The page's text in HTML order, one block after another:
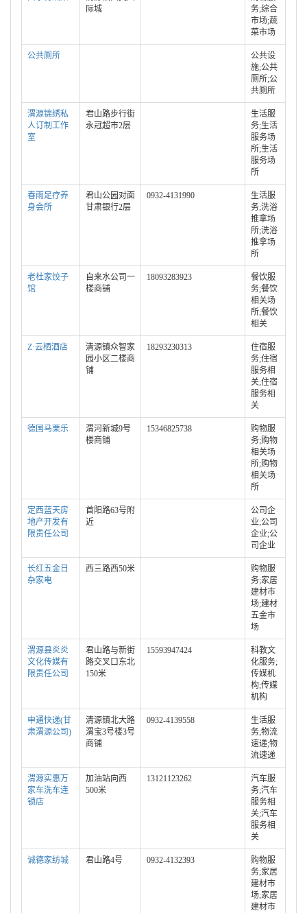
际城
务;综合
市场;蔬
菜市场
公共厕所
公共设
施;公共
厕所;公
共厕所
渭源锦绣私
人订制工作
室
君山路步行街
永冠超市2层
生活服
务;生活
服务场
所;生活
服务场
所
春雨足疗养
身会所
君山公园对面
甘肃银行2层
0932-4131990
生活服
务;洗浴
推拿场
所;洗浴
推拿场
所
老杜家饺子
馆
自来水公司一
楼商铺
18093283923
餐饮服
务;餐饮
相关场
所;餐饮
相关
Z·云栖酒店
清源镇众智家
园小区二楼商
铺
18293230313
住宿服
务;住宿
服务相
关;住宿
服务相
关
德国马栗乐
渭河新城9号
楼商铺
15346825738
购物服
务;购物
相关场
所;购物
相关场
所
定西蓝天房
地产开发有
限责任公司
首阳路63号附
近
公司企
业;公司
企业;公
司企业
长红五金日
杂家电
西三路西50米
购物服
务;家居
建材市
场;建材
五金市
场
渭源县炎炎
文化传媒有
限责任公司
君山路与新街
路交叉口东北
150米
15593947424
科教文
化服务;
传媒机
构;传媒
机构
申通快递(甘
肃渭源公司)
清源镇北大路
渭宝3号楼3号
商铺
0932-4139558
生活服
务;物流
速递;物
流速递
渭源实惠万
家车洗车连
锁店
加油站向西
500米
13121123262
汽车服
务;汽车
服务相
关;汽车
服务相
关
诚德家纺城 君山路4号 0932-4132393
购物服
务;家居
建材市
场;家居
建材市